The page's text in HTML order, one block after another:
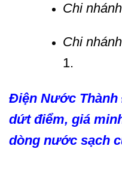
Chi
Chi
1.
Điện Nước
dứt điểm, giá
dòng nước sạch